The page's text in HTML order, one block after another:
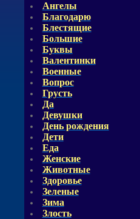
Ангелы
Благодарю
Блестящие
Большие
Буквы
Валентинки
Военные
Вопрос
Грусть
Да
Девушки
День рождения
Дети
Еда
Женские
Животные
Здоровье
Зеленые
Зима
Злость